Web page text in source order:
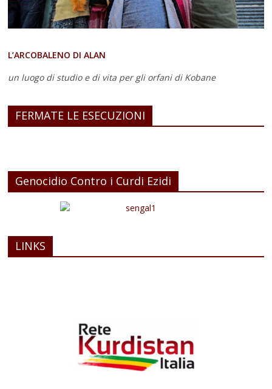
L’ARCOBALENO DI ALAN
un luogo di studio e di vita per gli orfani di Kobane
FERMATE LE ESECUZIONI
Genocidio Contro i Curdi Ezidi
LINKS